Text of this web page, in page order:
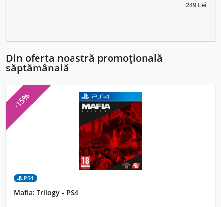
249 Lei
Din oferta noastră promoțională
săptămânală
-15%
PS4
Mafia: Trilogy - PS4